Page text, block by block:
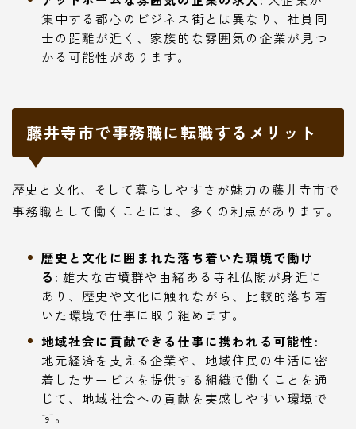
集中する都心のビジネス街とは異なり、社員同
士の距離が近く、家族的な雰囲気の企業が見つ
かる可能性があります。
藤井寺市で事務職に転職するメリット
歴史と文化、そして暮らしやすさが魅力の藤井寺市で
事務職として働くことには、多くの利点があります。
歴史と文化に囲まれた落ち着いた環境で働け
る: 雄大な古墳群や由緒ある寺社仏閣が身近に
あり、歴史や文化に触れながら、比較的落ち着
いた環境で仕事に取り組めます。
地域社会に貢献できる仕事に携われる可能性:
地元経済を支える企業や、地域住民の生活に密
着したサービスを提供する組織で働くことを通
じて、地域社会への貢献を実感しやすい環境で
す。